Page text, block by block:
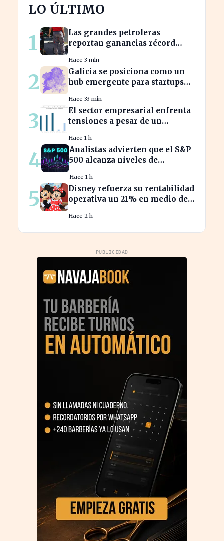
LO ÚLTIMO
1
Las grandes petroleras
reportan ganancias récord
Irán
Hace 3 min
2
Galicia se posiciona como un
hub emergente para startups
Hace 33 min
3
El sector empresarial enfrenta
tensiones a pesar de un
semestre
Hace 1 h
4
Analistas advierten que el S&P
500 alcanza niveles de
Hace 1 h
5
Disney refuerza su rentabilidad
operativa un 21% en medio de
Hace 2 h
PUBLICIDAD